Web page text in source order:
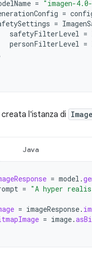
= "imagen-
=
=
safetyFilterLevel =
personFilterLevel =
l'istanza di
Java
= model .
= "A hyper
= imageResponse.
= image.